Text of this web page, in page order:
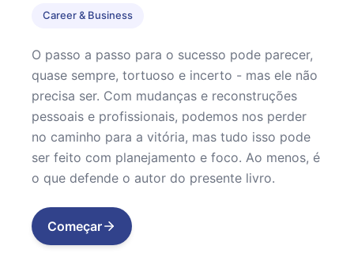
Career & Business
O passo a passo para o sucesso pode parecer,
quase sempre, tortuoso e incerto - mas ele não
precisa ser. Com mudanças e reconstruções
pessoais e profissionais, podemos nos perder
no caminho para a vitória, mas tudo isso pode
ser feito com planejamento e foco. Ao menos, é
o que defende o autor do presente livro.
Começar